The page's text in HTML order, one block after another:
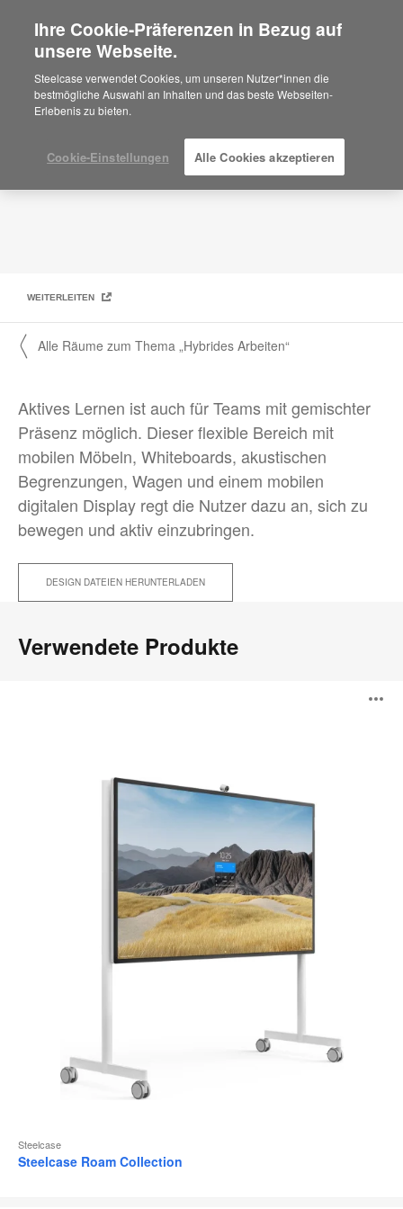
Are you in United States?
Would you like to see Products we sell in
your region?
Americas
Español
Teamschulungsbereich
WEITERLEITEN
〱 Alle Räume zum Thema „Hybrides Arbeiten“
Aktives Lernen ist auch für Teams mit gemischter
Präsenz möglich. Dieser flexible Bereich mit
mobilen Möbeln, Whiteboards, akustischen
Begrenzungen, Wagen und einem mobilen
digitalen Display regt die Nutzer dazu an, sich zu
bewegen und aktiv einzubringen.
DESIGN DATEIEN HERUNTERLADEN
Verwendete Produkte
Steelcase
Steelcase Roam Collection
Ihre Cookie-Präferenzen in Bezug auf
unsere Webseite.
Steelcase verwendet Cookies, um unseren Nutzer*innen die
bestmögliche Auswahl an Inhalten und das beste Webseiten-
Erlebenis zu bieten.
Cookie-Einstellungen Alle Cookies akzeptieren